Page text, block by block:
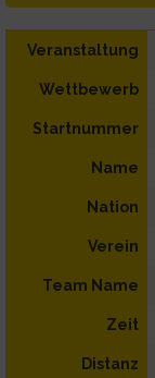
Veranstaltung
Wettbewerb
Startnummer
Name
Nation
Verein
Team Name
Zeit
Distanz